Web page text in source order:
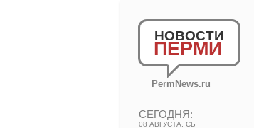
НОВОСТИ
ПЕРМИ
PermNews.ru
СЕГОДНЯ:
08 АВГУСТА, СБ